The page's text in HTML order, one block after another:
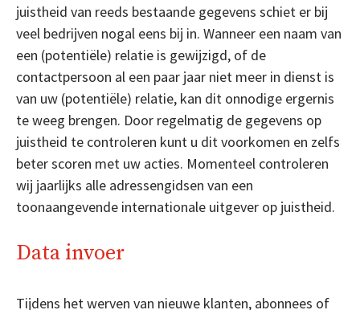
juistheid van reeds bestaande gegevens schiet er bij
veel bedrijven nogal eens bij in. Wanneer een naam van
een (potentiële) relatie is gewijzigd, of de
contactpersoon al een paar jaar niet meer in dienst is
van uw (potentiële) relatie, kan dit onnodige ergernis
te weeg brengen. Door regelmatig de gegevens op
juistheid te controleren kunt u dit voorkomen en zelfs
beter scoren met uw acties. Momenteel controleren
wij jaarlijks alle adressengidsen van een
toonaangevende internationale uitgever op juistheid.
Data invoer
Tijdens het werven van nieuwe klanten, abonnees of